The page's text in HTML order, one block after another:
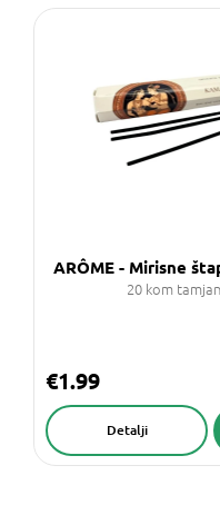
ARÔME - Mirisne
20 kom
€1.99
Detalji